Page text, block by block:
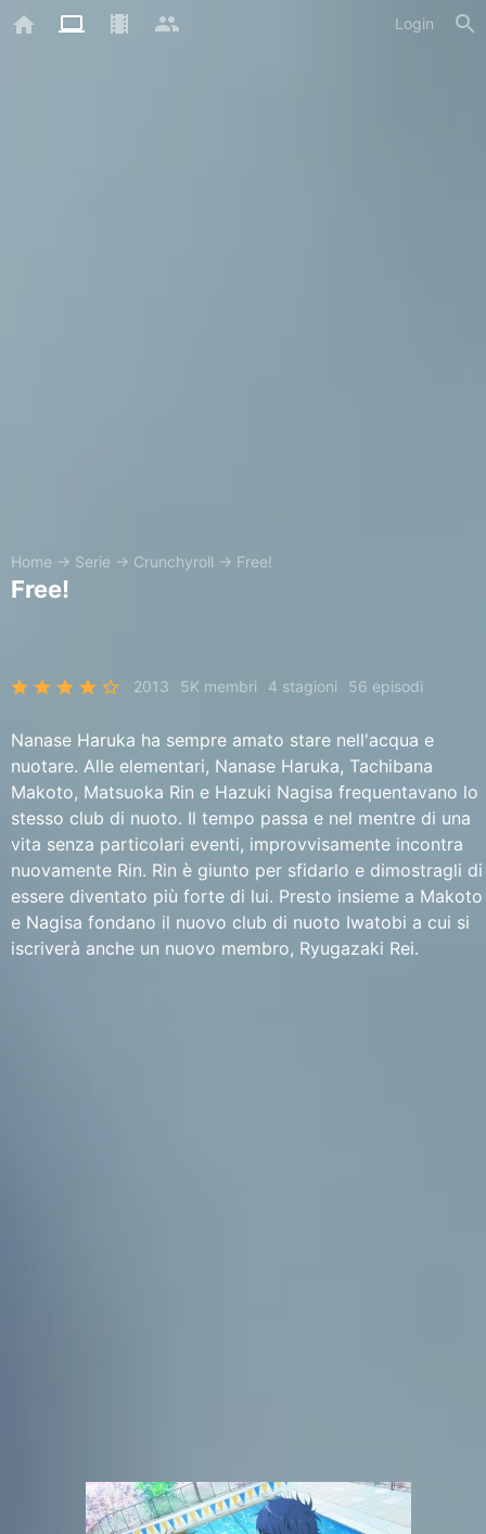
Login
Home → Serie → Crunchyroll → Free!
Free!
2013 5K membri 4 stagioni 56 episodi
Nanase Haruka ha sempre amato stare nell'acqua e
nuotare. Alle elementari, Nanase Haruka, Tachibana
Makoto, Matsuoka Rin e Hazuki Nagisa frequentavano lo
stesso club di nuoto. Il tempo passa e nel mentre di una
vita senza particolari eventi, improvvisamente incontra
nuovamente Rin. Rin è giunto per sfidarlo e dimostragli di
essere diventato più forte di lui. Presto insieme a Makoto
e Nagisa fondano il nuovo club di nuoto Iwatobi a cui si
iscriverà anche un nuovo membro, Ryugazaki Rei.